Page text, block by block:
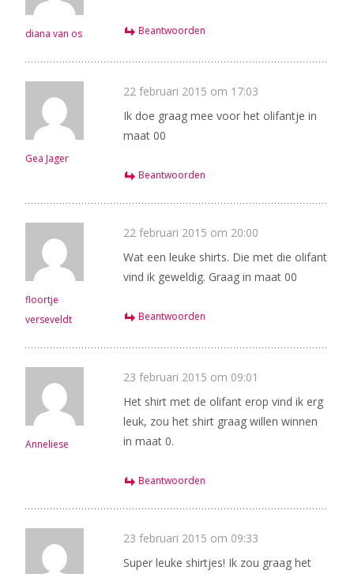
diana van os Beantwoorden
Gea Jager
22 februari 2015 om 17:03
Ik doe graag mee voor het olifantje in
maat 00
Beantwoorden
floortje
verseveldt
22 februari 2015 om 20:00
Wat een leuke shirts. Die met die olifant
vind ik geweldig. Graag in maat 00
Beantwoorden
Anneliese
23 februari 2015 om 09:01
Het shirt met de olifant erop vind ik erg
leuk, zou het shirt graag willen winnen
in maat 0.
Beantwoorden
23 februari 2015 om 09:33
Super leuke shirtjes! Ik zou graag het